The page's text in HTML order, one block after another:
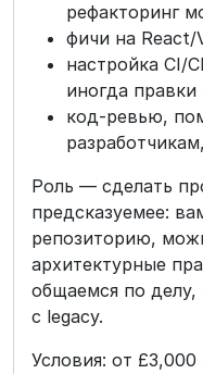
рефакторинг
фичи на React/
настройка CI/
иногда
код-ревью,
Роль — сделать
предсказуемее:
репозиторию,
архитектурные
общаемся по делу,
с legacy.
Условия: от